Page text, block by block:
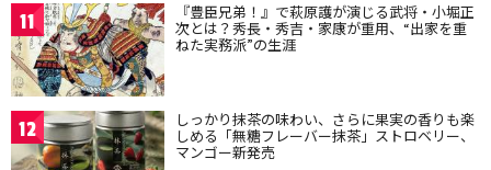
11 『豊臣兄弟！』で萩原護が演じる武将・小堀正
次とは？秀長・秀吉・家康が重用、“出家を重
ねた実務派”の生涯
12 しっかり抹茶の味わい、さらに果実の香りも楽
しめる「無糖フレーバー抹茶」ストロベリー、
マンゴー新発売